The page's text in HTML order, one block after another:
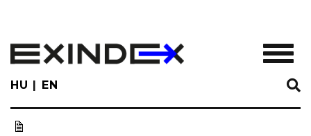
main
content
HU EN